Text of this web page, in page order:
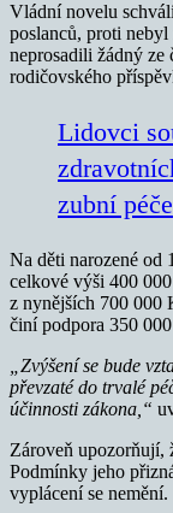
Vládní novelu
poslanců, proti
neprosadili žádný ze
rodičovského
Lidovci
zubní péče
Na děti narozené od
celkové výši 400
z nynějších 700 000
činí podpora 350
„Zvýšení se bude
převzaté do trvalé
účinnosti zákona,“
Zároveň upozorňují,
Podmínky jeho
vyplácení se nemění.